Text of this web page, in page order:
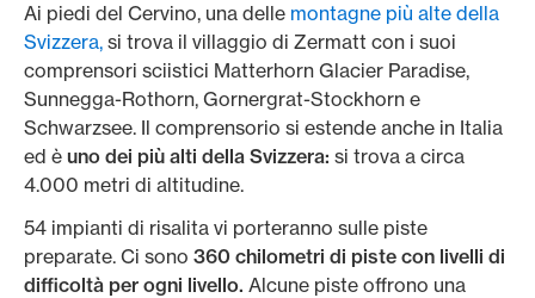
Ai piedi del Cervino, una delle montagne più alte della
Svizzera, si trova il villaggio di Zermatt con i suoi
comprensori sciistici Matterhorn Glacier Paradise,
Sunnegga-Rothorn, Gornergrat-Stockhorn e
Schwarzsee. Il comprensorio si estende anche in Italia
ed è uno dei più alti della Svizzera: si trova a circa
4.000 metri di altitudine.
54 impianti di risalita vi porteranno sulle piste
preparate. Ci sono 360 chilometri di piste con livelli di
difficoltà per ogni livello. Alcune piste offrono una